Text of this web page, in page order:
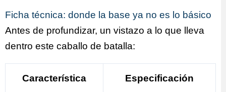
Ficha técnica: donde la base ya no es lo básico
Antes de profundizar, un vistazo a lo que lleva
dentro este caballo de batalla:
Característica Especificación